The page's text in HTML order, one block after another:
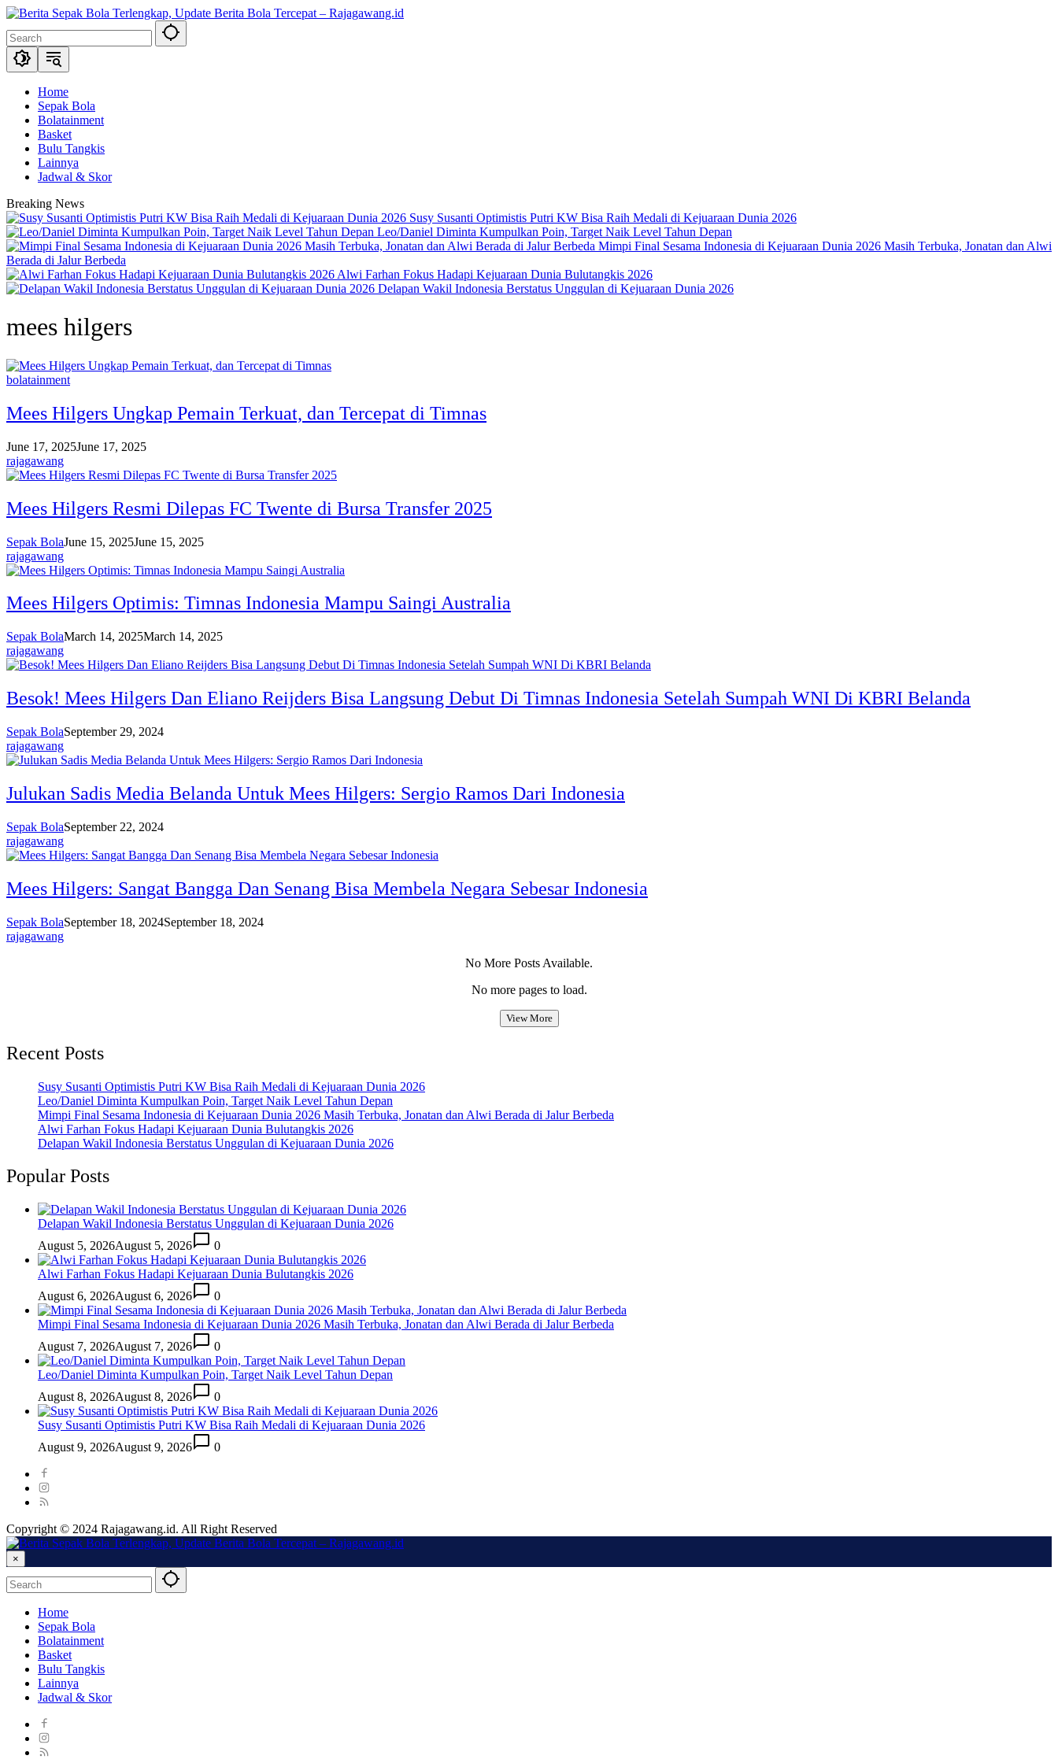
Skip
content
Home
Sepak Bola
Bolatainment
Basket
Bulu Tangkis
Lainnya
Jadwal & Skor
Breaking News
Susy Susanti Optimistis Putri KW Bisa Raih Medali di Kejuaraan Dunia 2026
Leo/Daniel Diminta Kumpulkan Poin, Target Naik Level Tahun Depan
Mimpi Final Sesama Indonesia di Kejuaraan Dunia 2026 Masih Terbuka, Jonatan dan Alwi
Berada di Jalur Berbeda
Alwi Farhan Fokus Hadapi Kejuaraan Dunia Bulutangkis 2026
Delapan Wakil Indonesia Berstatus Unggulan di Kejuaraan Dunia 2026
mees hilgers
bolatainment
Mees Hilgers Ungkap Pemain Terkuat, dan Tercepat di Timnas
June 17, 2025June 17, 2025
rajagawang
Mees Hilgers Resmi Dilepas FC Twente di Bursa Transfer 2025
Sepak BolaJune 15, 2025June 15, 2025
rajagawang
Mees Hilgers Optimis: Timnas Indonesia Mampu Saingi Australia
Sepak BolaMarch 14, 2025March 14, 2025
rajagawang
Besok! Mees Hilgers Dan Eliano Reijders Bisa Langsung Debut Di Timnas Indonesia Setelah Sumpah WNI Di KBRI Belanda
Sepak BolaSeptember 29, 2024
rajagawang
Julukan Sadis Media Belanda Untuk Mees Hilgers: Sergio Ramos Dari Indonesia
Sepak BolaSeptember 22, 2024
rajagawang
Mees Hilgers: Sangat Bangga Dan Senang Bisa Membela Negara Sebesar Indonesia
Sepak BolaSeptember 18, 2024September 18, 2024
rajagawang
No More Posts Available.
No more pages to load.
View More
Recent Posts
Susy Susanti Optimistis Putri KW Bisa Raih Medali di Kejuaraan Dunia 2026
Leo/Daniel Diminta Kumpulkan Poin, Target Naik Level Tahun Depan
Mimpi Final Sesama Indonesia di Kejuaraan Dunia 2026 Masih Terbuka, Jonatan dan Alwi Berada di Jalur Berbeda
Alwi Farhan Fokus Hadapi Kejuaraan Dunia Bulutangkis 2026
Delapan Wakil Indonesia Berstatus Unggulan di Kejuaraan Dunia 2026
Popular Posts
Delapan Wakil Indonesia Berstatus Unggulan di Kejuaraan Dunia 2026
August 5, 2026August 5, 2026 0
Alwi Farhan Fokus Hadapi Kejuaraan Dunia Bulutangkis 2026
August 6, 2026August 6, 2026 0
Mimpi Final Sesama Indonesia di Kejuaraan Dunia 2026 Masih Terbuka, Jonatan dan Alwi Berada di Jalur Berbeda
August 7, 2026August 7, 2026 0
Leo/Daniel Diminta Kumpulkan Poin, Target Naik Level Tahun Depan
August 8, 2026August 8, 2026 0
Susy Susanti Optimistis Putri KW Bisa Raih Medali di Kejuaraan Dunia 2026
August 9, 2026August 9, 2026 0
Copyright © 2024 Rajagawang.id. All Right Reserved
×
Home
Sepak Bola
Bolatainment
Basket
Bulu Tangkis
Lainnya
Jadwal & Skor